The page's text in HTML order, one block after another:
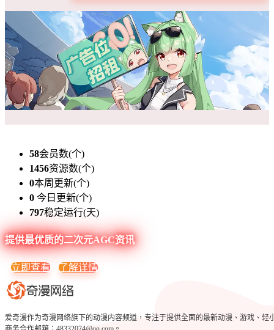
58会员数(个)
1456资源数(个)
0本周更新(个)
0 今日更新(个)
797稳定运行(天)
提供最优质的二次元AGC资讯
立即查看 了解详情
爱奇漫作为奇漫网络旗下的动漫内容频道，专注于提供全面的最新动漫、游戏、轻